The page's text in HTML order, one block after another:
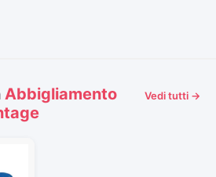
Abbigliamento
Vedi tutti →